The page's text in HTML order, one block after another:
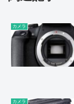
カメラ
カメラ